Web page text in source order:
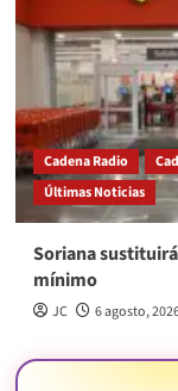
Cadena Radio
Últimas Noticias
Soriana
mínimo
JC 6 agosto,